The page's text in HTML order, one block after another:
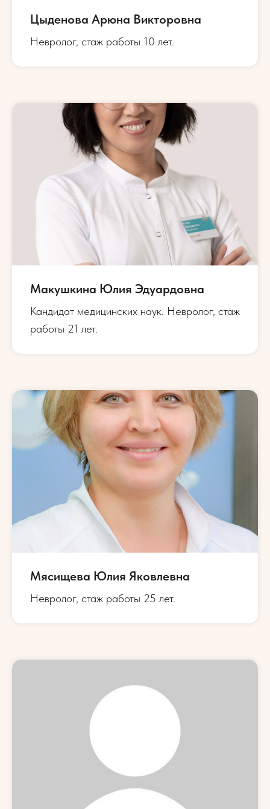
Цыденова Арюна Викторовна
Невролог, стаж работы 10 лет.
Макушкина Юлия Эдуардовна
Кандидат медицинских наук. Невролог, стаж
работы 21 лет.
Мясищева Юлия Яковлевна
Невролог, стаж работы 25 лет.